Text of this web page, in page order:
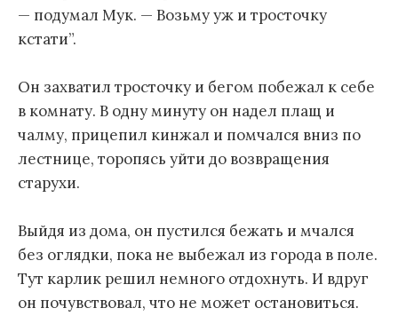
— подумал Мук. — Возьму уж и тросточку
кстати”.
Он захватил тросточку и бегом побежал к себе
в комнату. В одну минуту он надел плащ и
чалму, прицепил кинжал и помчался вниз по
лестнице, торопясь уйти до возвращения
старухи.
Выйдя из дома, он пустился бежать и мчался
без оглядки, пока не выбежал из города в поле.
Тут карлик решил немного отдохнуть. И вдруг
он почувствовал, что не может остановиться.